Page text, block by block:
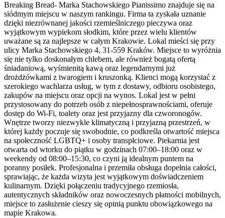
Breaking Bread- Marka Stachowskiego Pianissimo znajduje się na
siódmym miejscu w naszym rankingu. Firma ta zyskała uznanie
dzięki niezrównanej jakości rzemieślniczego pieczywa oraz
wyjątkowym wypiekom słodkim, które przez wielu klientów
uważane są za najlepsze w całym Krakowie. Lokal mieści się przy
ulicy Marka Stachowskiego 4, 31-559 Kraków. Miejsce to wyróżnia
się nie tylko doskonałym chlebem, ale również bogatą ofertą
śniadaniową, wyśmienitą kawą oraz legendarnymi już
drożdżówkami z twarogiem i kruszonką. Klienci mogą korzystać z
szerokiego wachlarza usług, w tym z dostawy, odbioru osobistego,
zakupów na miejscu oraz opcji na wynos. Lokal jest w pełni
przystosowany do potrzeb osób z niepełnosprawnościami, oferuje
dostęp do Wi-Fi, toalety oraz jest przyjazny dla czworonogów.
Wnętrze tworzy niezwykle klimatyczną i przyjazną przestrzeń, w
której każdy poczuje się swobodnie, co podkreśla otwartość miejsca
na społeczność LGBTQ+ i osoby transpłciowe. Piekarnia jest
otwarta od wtorku do piątku w godzinach 07:00–18:00 oraz w
weekendy od 08:00–15:30, co czyni ją idealnym puntem na
poranny posiłek. Profesjonalna i przemiła obsługa dopełnia całości,
sprawiając, że każda wizyta jest wyjątkowym doświadczeniem
kulinarnym. Dzięki połączeniu tradycyjnego rzemiosła,
autentycznych składników oraz nowoczesnych płatności mobilnych,
miejsce to zasłużenie cieszy się opinią punktu obowiązkowego na
mapie Krakowa.